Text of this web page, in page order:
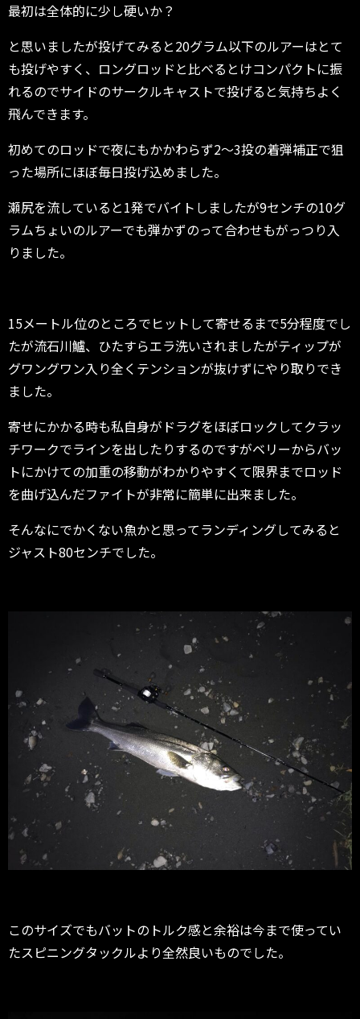
最初は全体的に少し硬いか？
と思いましたが投げてみると20グラム以下のルアーはとて
も投げやすく、ロングロッドと比べるとけコンパクトに振
れるのでサイドのサークルキャストで投げると気持ちよく
飛んできます。
初めてのロッドで夜にもかかわらず2〜3投の着弾補正で狙
った場所にほぼ毎日投げ込めました。
瀬尻を流していると1発でバイトしましたが9センチの10グ
ラムちょいのルアーでも弾かずのって合わせもがっつり入
りました。
15メートル位のところでヒットして寄せるまで5分程度でし
たが流石川鱸、ひたすらエラ洗いされましたがティップが
グワングワン入り全くテンションが抜けずにやり取りでき
ました。
寄せにかかる時も私自身がドラグをほぼロックしてクラッ
チワークでラインを出したりするのですがベリーからバッ
トにかけての加重の移動がわかりやすくて限界までロッド
を曲げ込んだファイトが非常に簡単に出来ました。
そんなにでかくない魚かと思ってランディングしてみると
ジャスト80センチでした。
このサイズでもバットのトルク感と余裕は今まで使ってい
たスピニングタックルより全然良いものでした。